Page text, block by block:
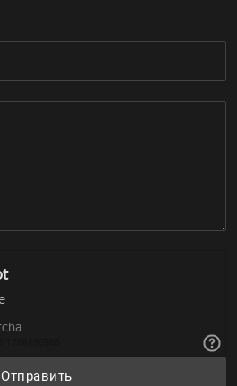
Отправить